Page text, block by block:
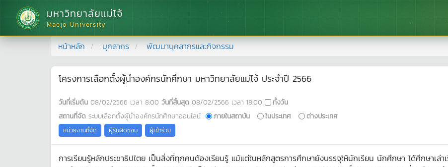
มหาวิทยาลัยแม่โจ้
Maejo University
หน้าหลัก บุคลากร พัฒนาบุคลากรและกิจกรรม
โครงการเลือกตั้งผู้นำองค์กรนักศึกษา มหาวิทยาลัยแม่โจ้ ประจำปี 2566
วันที่เริ่มต้น 08/02/2566 เวลา 8:00 วันที่สิ้นสุด 08/02/2566 เวลา 18:00
ทั้งวัน
สถานที่จัด ระบบเลือกตั้งผู้นำองค์กรนักศึกษาออนไลน์ ภายในสถาบัน ในประเทศ ต่างประเทศ
หน่วยงานที่จัด ผู้รับผิดชอบ ผู้เข้าร่วม
การเรียนรู้หลักประชาธิปไตย เป็นสิ่งที่ทุกคนต้องเรียนรู้ แม้แต่ในหลักสูตรการศึกษายังบรรจุให้นักเรียน นักศึกษา ได้ศึกษาเล่